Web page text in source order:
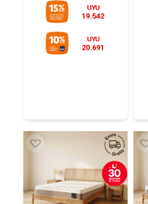
UYU
19.542
UYU
20.691